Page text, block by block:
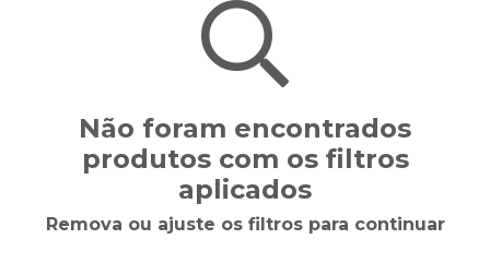
Não foram encontrados
produtos com os filtros
aplicados
Remova ou ajuste os filtros para continuar